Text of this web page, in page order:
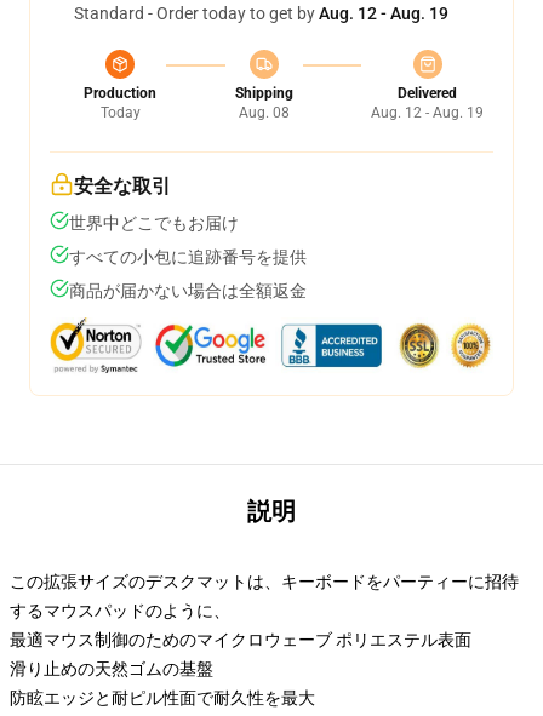
Standard - Order today to get byAug. 12 - Aug. 19
Production
Today
Shipping
Aug. 08
Delivered
Aug. 12 - Aug. 19
安全な取引
世界中どこでもお届け
すべての小包に追跡番号を提供
商品が届かない場合は全額返金
説明
この拡張サイズのデスクマットは、キーボードをパーティーに招待
するマウスパッドのように、
最適マウス制御のためのマイクロウェーブ ポリエステル表面
滑り止めの天然ゴムの基盤
防眩エッジと耐ピル性面で耐久性を最大